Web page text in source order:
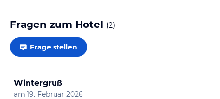
Fragen zum Hotel (2)
Frage stellen
Wintergruß
am 19. Februar 2026